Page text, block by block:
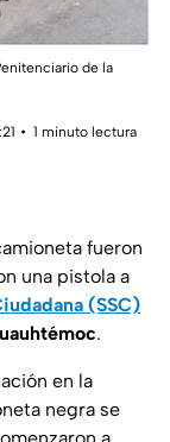
de la
1 minuto lectura
fueron
una pistola a
(SSC)
.
en la
negra se